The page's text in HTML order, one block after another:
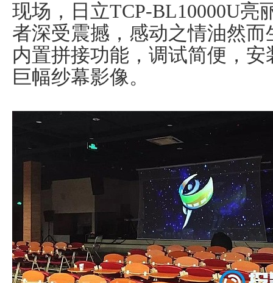
现场，日立TCP-BL10000U亮
者深受震撼，感动之情油然
内置拼接功能，调试简便，
巨幅纱幕影像。